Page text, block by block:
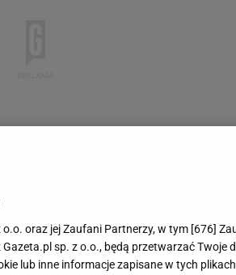
o.o. oraz jej Zaufani Partnerzy, w tym [676]
sp. z o.o., będą przetwarzać Twoje
lub inne informacje zapisane w tych